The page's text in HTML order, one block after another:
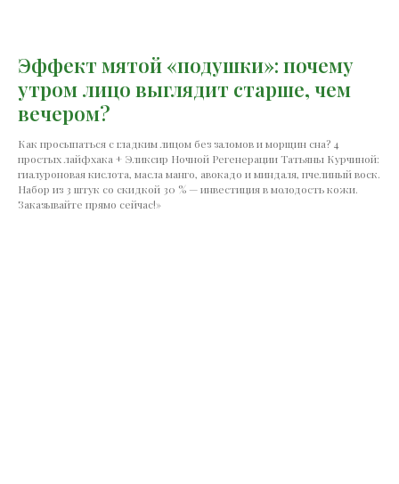
Эффект мятой «подушки»: почему
утром лицо выглядит старше, чем
вечером?
Как просыпаться с гладким лицом без заломов и морщин сна? 4
простых лайфхака + Эликсир Ночной Регенерации Татьяны Курчиной:
гиалуроновая кислота, масла манго, авокадо и миндаля, пчелиный воск.
Набор из 3 штук со скидкой 30 % — инвестиция в молодость кожи.
Заказывайте прямо сейчас!»